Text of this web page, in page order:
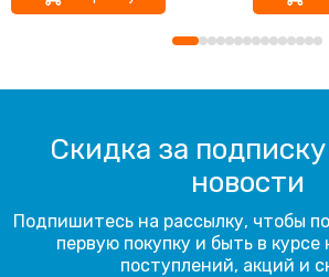
Скидка за
новости
Подпишитесь на рассылку, чтобы
первую покупку и быть в
поступлений, акций и